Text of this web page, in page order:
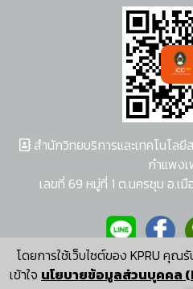
โดยการใช้เว็บไซต์ของ KPRU คุณ
เข้าใจ นโยบายข้อมูลส่วนบุคคล
สำนักวิทยบริการและเทคโนโล
กำแพง
เลขที่ 69 หมู่ที่ 1 ต.นครชุม อ.
ผู้พัฒนาระบบ อ